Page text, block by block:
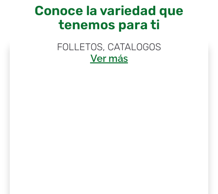
Conoce la variedad que
tenemos para ti
FOLLETOS, CATALOGOS
Ver más